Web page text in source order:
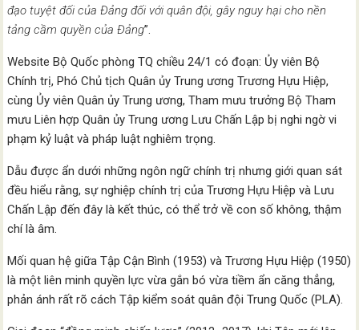
đạo tuyệt đối của Đảng đối với quân đội, gây nguy hại cho nền
tảng cầm quyền của Đảng”.
Website Bộ Quốc phòng TQ chiều 24/1 có đoạn: Ủy viên Bộ
Chính trị, Phó Chủ tịch Quân ủy Trung ương Trương Hựu Hiệp,
cùng Ủy viên Quân ủy Trung ương, Tham mưu trưởng Bộ Tham
mưu Liên hợp Quân ủy Trung ương Lưu Chấn Lập bị nghi ngờ vi
phạm kỷ luật và pháp luật nghiêm trọng.
Dẫu được ẩn dưới những ngôn ngữ chính trị nhưng giới quan sát
đều hiểu rằng, sự nghiệp chính trị của Trương Hựu Hiệp và Lưu
Chấn Lập đến đây là kết thúc, có thể trở về con số không, thậm
chí là âm.
Mối quan hệ giữa Tập Cận Bình (1953) và Trương Hựu Hiệp (1950)
là một liên minh quyền lực vừa gắn bó vừa tiềm ẩn căng thẳng,
phản ánh rất rõ cách Tập kiểm soát quân đội Trung Quốc (PLA).